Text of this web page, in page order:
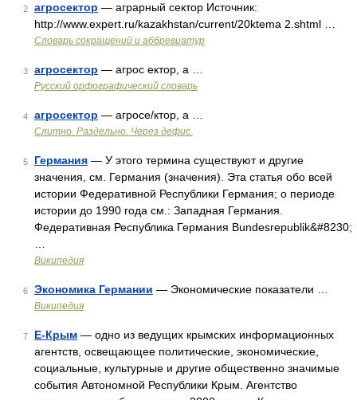
2 агросектор — аграрный сектор Источник:
http://www.expert.ru/kazakhstan/current/20ktema 2.shtml …
Словарь сокращений и аббревиатур
3 агросектор — агрос ектор, а …
Русский орфографический словарь
4 агросектор — агросе/ктор, а …
Слитно. Раздельно. Через дефис.
5 Германия — У этого термина существуют и другие
значения, см. Германия (значения). Эта статья обо всей
истории Федеративной Республики Германия; о периоде
истории до 1990 года см.: Западная Германия.
Федеративная Республика Германия Bundesrepublik&#8230;
Википедия
6 Экономика Германии — Экономические показатели …
Википедия
7 Е-Крым — одно из ведущих крымских информационных
агентств, освещающее политические, экономические,
социальные, культурные и другие общественно значимые
события Автономной Республики Крым. Агентство